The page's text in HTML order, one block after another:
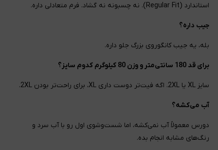
استاندارد (Regular Fit). نه چسبونه نه گشاد. فرم متعادلی داره.
جیب داره؟
بله، یه جیب کانگوروی بزرگ جلو داره.
برای قد 180 سانتی‌متر و وزن 80 کیلوگرم کدوم سایز؟
سایز XL یا 2XL. اگه فیت‌تر دوست داری XL، برای راحت‌تر بودن 2XL.
آب می‌کشه؟
دورس معمولاً آب نمی‌کشه، اما شست‌وشوی اول رو با آب سرد و
رنگ‌های مشابه انجام بده.